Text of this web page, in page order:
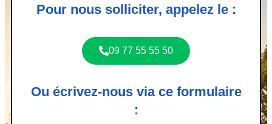
Pour nous solliciter, appelez le :
09 77 55 55 50
Ou écrivez-nous via ce formulaire
: